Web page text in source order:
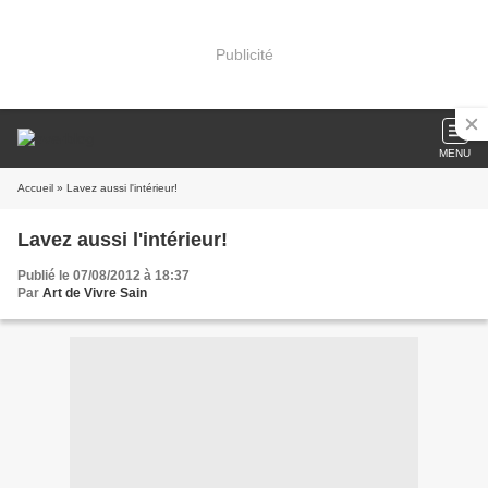
Publicité
MENU
Accueil » Lavez aussi l'intérieur!
Lavez aussi l'intérieur!
Publié le 07/08/2012 à 18:37
Par Art de Vivre Sain